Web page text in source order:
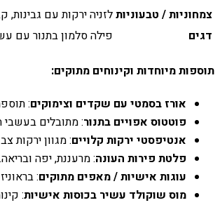
צמחוניות / טבעוניותלזניה ירקות עם
דגים
פילה סלמון בתנור עם
תוספות מיוחדות וקינוחים מתוקים:
אורז בסמטי עם שקדים וצימוקים:
פוטטוס אפויים בתנור: מתובלים בעשבי
אנטיפסטי ירקות קלויים: מגוון ירקות
פלטת פירות העונה: מרעננת, יפה ובריאה.
עוגות אישיות / מאפים מתוקים:
מוס שוקולד עשיר בכוסות אישיות: